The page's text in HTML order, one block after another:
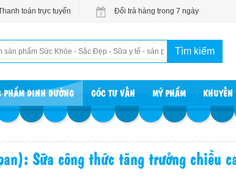
toán trực tuyến Đổi trả hàng trong 7 ngày
PHẨM DINH DƯỠNG GÓC TƯ VẤN MỸ PHẨM
Sữa công thức tăng trưởng chiều